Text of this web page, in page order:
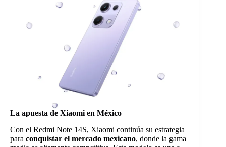
La apuesta de Xiaomi en México
Con el Redmi Note 14S, Xiaomi continúa su estrategia
para conquistar el mercado mexicano, donde la gama